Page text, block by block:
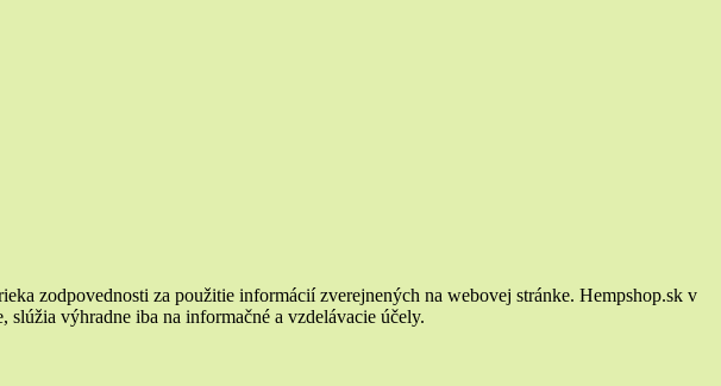
zodpovednosti za použitie informácií zverejnených na webovej stránke. Hempshop.sk v
výhradne iba na informačné a vzdelávacie účely.